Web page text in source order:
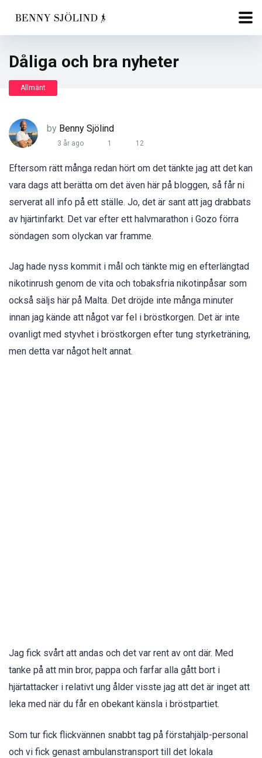
Dåliga och bra nyheter
Allmänt
by Benny Sjölind
3 år ago 1 12
Eftersom rätt många redan hört om det tänkte jag att det kan
vara dags att berätta om det även här på bloggen, så får ni
serverat all info på ett ställe. Jo, det är sant att jag drabbats
av hjärtinfarkt. Det var efter ett halvmarathon i Gozo förra
söndagen som olyckan var framme.
Jag hade nyss kommit i mål och tänkte mig en efterlängtad
nikotinrush genom de vita och tobaksfria nikotinpåsar som
också säljs här på Malta. Det dröjde inte många minuter
innan jag kände att något var fel i bröstkorgen. Det är inte
ovanligt med styvhet i bröstkorgen efter tung styrketräning,
men detta var något helt annat.
Jag fick svårt att andas och det var rent av ont där. Med
tanke på att min bror, pappa och farfar alla gått bort i
hjärtattacker i relativt ung ålder visste jag att det är inget att
leka med när du får en obekant känsla i bröstpartiet.
Som tur fick flickvännen snabbt tag på förstahjälp-personal
och vi fick genast ambulanstransport till det lokala